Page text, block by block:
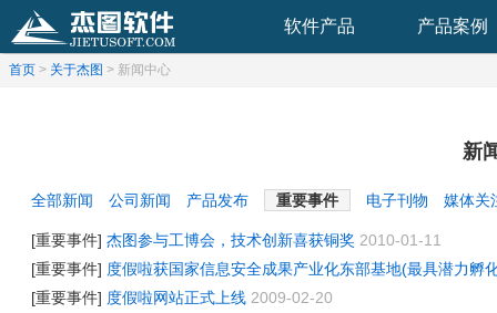
软件产品 产品案例
首页 > 关于杰图 > 新闻中心
新
全部新闻 公司新闻 产品发布 重要事件 电子刊物 媒体关
[重要事件] 杰图参与工博会，技术创新喜获铜奖 2010-01-11
[重要事件] 度假啦获国家信息安全成果产业化东部基地(最具潜力孵
[重要事件] 度假啦网站正式上线 2009-02-20